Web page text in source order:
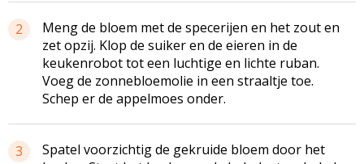
2
Meng de bloem met de specerijen en het zout en
zet opzij. Klop de suiker en de eieren in de
keukenrobot tot een luchtige en lichte ruban.
Voeg de zonnebloemolie in een straaltje toe.
Schep er de appelmoes onder.
3
Spatel voorzichtig de gekruide bloem door het